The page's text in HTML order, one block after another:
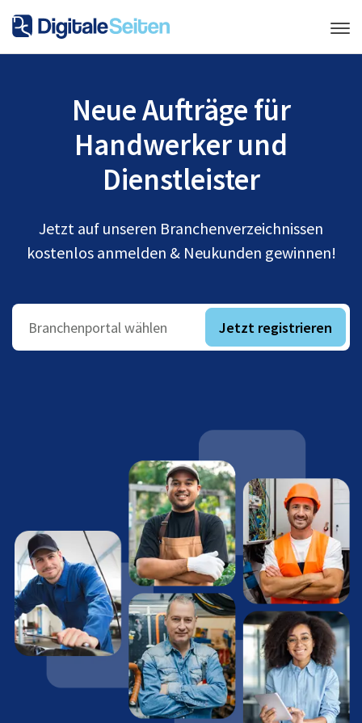
Neue Aufträge für
Handwerker und
Dienstleister
Jetzt auf unseren Branchenverzeichnissen
kostenlos anmelden & Neukunden gewinnen!
Branchenportal wählen Jetzt registrieren